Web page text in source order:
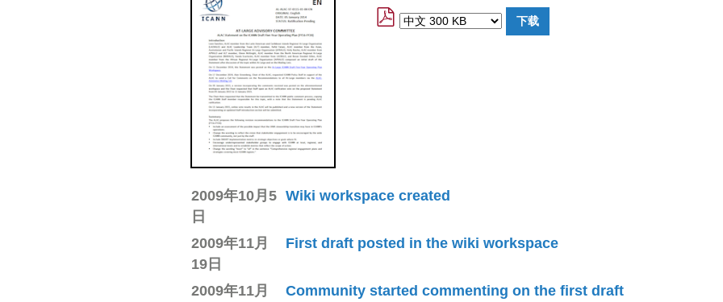
2009年10月5
日
Wiki workspace created
2009年11月
19日
First draft posted in the wiki workspace
2009年11月
Community started commenting on the first draft